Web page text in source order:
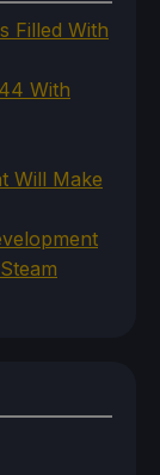
Filled With
With
Will Make